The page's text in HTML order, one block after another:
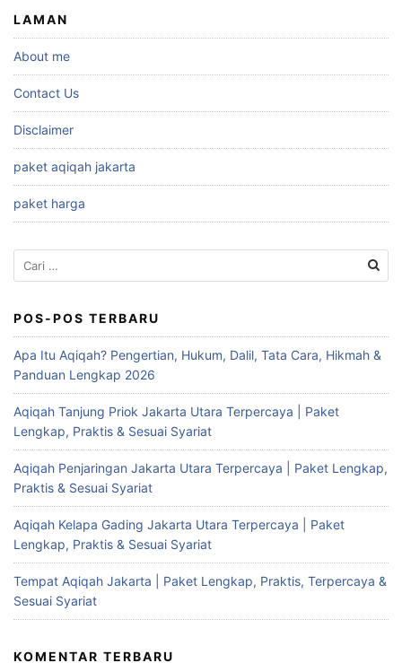
LAMAN
About me
Contact Us
Disclaimer
paket aqiqah jakarta
paket harga
Cari
untuk:
POS-POS TERBARU
Apa Itu Aqiqah? Pengertian, Hukum, Dalil, Tata Cara, Hikmah &
Panduan Lengkap 2026
Aqiqah Tanjung Priok Jakarta Utara Terpercaya | Paket
Lengkap, Praktis & Sesuai Syariat
Aqiqah Penjaringan Jakarta Utara Terpercaya | Paket Lengkap,
Praktis & Sesuai Syariat
Aqiqah Kelapa Gading Jakarta Utara Terpercaya | Paket
Lengkap, Praktis & Sesuai Syariat
Tempat Aqiqah Jakarta | Paket Lengkap, Praktis, Terpercaya &
Sesuai Syariat
KOMENTAR TERBARU